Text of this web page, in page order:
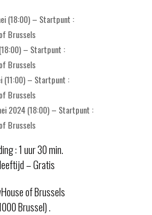
(18:00) – Startpunt :
Brussels
– Startpunt :
Brussels
(11:00) – Startpunt :
Brussels
2024 (18:00) – Startpunt :
Brussels
: 1 uur 30 min.
– Gratis
of Brussels
Brussel) .